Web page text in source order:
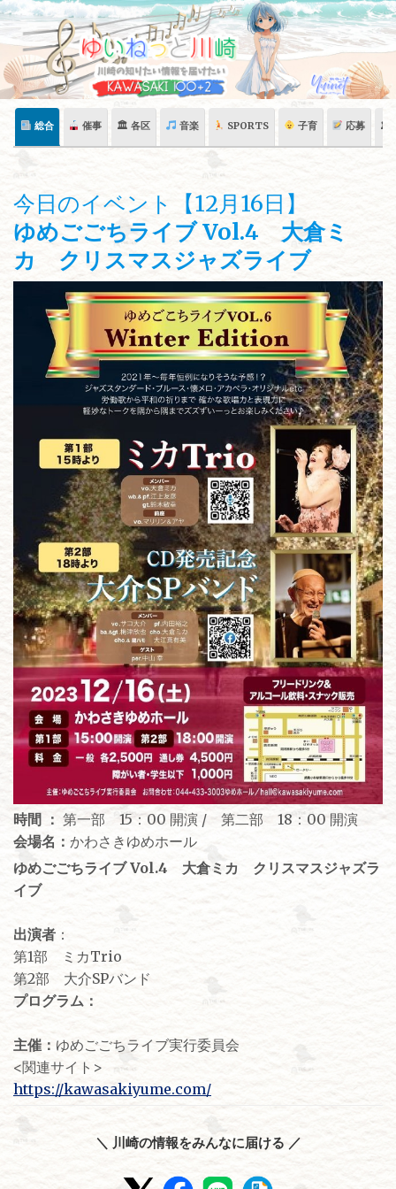
Skip
content
総合 催事 🏛 各区 音楽 SPORTS 子育 応募 🏛
今日のイベント【12月16日】
ゆめごごちライブ Vol.4 大倉ミ
カ クリスマスジャズライブ
時間 ： 第一部 15：00 開演 / 第二部 18：00 開演
会場名： かわさきゆめホール
ゆめごごちライブ Vol.4 大倉ミカ クリスマスジャズラ
イブ
出演者 ：
第1部 ミカTrio
第2部 大介SPバンド
プログラム：
主催： ゆめごごちライブ実行委員会
<関連サイト>
https://kawasakiyume.com/
＼ 川崎の情報をみんなに届ける ／